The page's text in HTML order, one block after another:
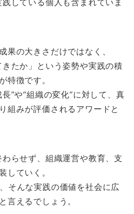
果の大きさだけではなく、
きたか」という姿勢や実践の積
特徴です。
”や“組織の変化”に対して、真
組みが評価されるアワードと
らせず、組織運営や教育、支
していく。
そんな実践の価値を社会に広
言えるでしょう。